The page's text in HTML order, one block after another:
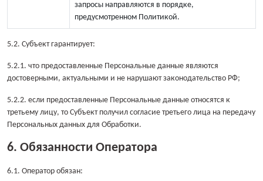
запросы направляются в порядке,
предусмотренном Политикой.
5.2. Субъект гарантирует:
5.2.1. что предоставленные Персональные данные являются
достоверными, актуальными и не нарушают законодательство РФ;
5.2.2. если предоставленные Персональные данные относятся к
третьему лицу, то Субъект получил согласие третьего лица на передачу
Персональных данных для Обработки.
6. Обязанности Оператора
6.1. Оператор обязан: